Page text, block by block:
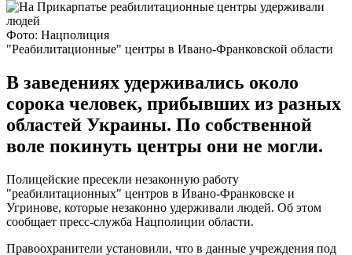
Фото: Нацполиция
"Реабилитационные" центры в Ивано-Франковской области
В заведениях удерживались около
сорока человек, прибывших из разных
областей Украины. По собственной
воле покинуть центры они не могли.
Полицейские пресекли незаконную работу
"реабилитационных" центров в Ивано-Франковске и
Угринове, которые незаконно удерживали людей. Об этом
сообщает пресс-служба Нацполиции области.
Правоохранители установили, что в данные учреждения под